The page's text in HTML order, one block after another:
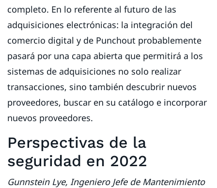
completo. En lo referente al futuro de las
adquisiciones electrónicas: la integración del
comercio digital y de Punchout probablemente
pasará por una capa abierta que permitirá a los
sistemas de adquisiciones no solo realizar
transacciones, sino también descubrir nuevos
proveedores, buscar en su catálogo e incorporar
nuevos proveedores.
Perspectivas de la
seguridad en 2022
Gunnstein Lye, Ingeniero Jefe de Mantenimiento